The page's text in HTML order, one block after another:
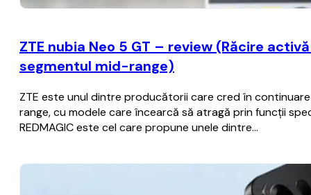
ZTE nubia Neo 5 GT – review (Răcire
segmentul mid-range)
ZTE este unul dintre producătorii care cred în
range, cu modele care încearcă să atragă prin funcții
REDMAGIC este cel care propune unele dintre…